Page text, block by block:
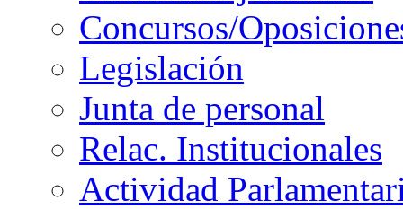
Concursos/
Legislación
Junta de personal
Relac. Institucionales
Actividad